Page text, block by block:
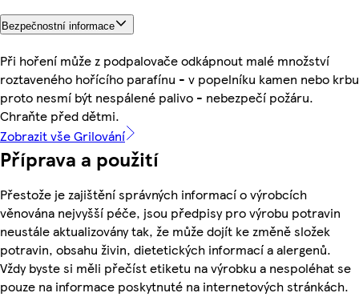
Bezpečnostní informace
Při hoření může z podpalovače odkápnout malé množství
roztaveného hořícího parafínu - v popelníku kamen nebo krbu
proto nesmí být nespálené palivo - nebezpečí požáru.
Chraňte před dětmi.
Zobrazit vše Grilování
Příprava a použití
Přestože je zajištění správných informací o výrobcích
věnována nejvyšší péče, jsou předpisy pro výrobu potravin
neustále aktualizovány tak, že může dojít ke změně složek
potravin, obsahu živin, dietetických informací a alergenů.
Vždy byste si měli přečíst etiketu na výrobku a nespoléhat se
pouze na informace poskytnuté na internetových stránkách.